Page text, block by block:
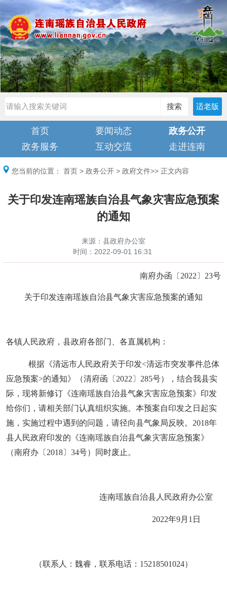
搜索 适老版
首页 要闻动态
政务公开
政务服务
互动交流 走进连南
您当前的位置： 首页 > 政务公开 > 政府文件>> 正文内容
关于印发连南瑶族自治县气象灾害应急预案
的通知
来源：县政府办公室
时间： 2022-09-01 16:31
南府办函〔 2022 〕 23号
关于印发连南瑶族自治县气象灾害应急预案的通知
各镇人民政府，县政府各部门、各直属机构 ：
根据《清远市人民政府关于印发<清远市突发事件总体
应急预案>的通知》（清府函〔2022〕285号）
， 结合我县实
际，现将新修订《连南瑶族自治县气象灾害应急预案》 印发
给你们 ，请相关部门认真组织实施。本预案自印发之日起实
施，实施过程中遇到的问题，请径向县气象局反映。 2018年
县人民政府印发的《连南瑶族自治县气象灾害应急预案》
（南府办〔2018〕34号）同时废止。
连南瑶族自治县 人民政府办公室
2022年9月 1 日
（联系人： 魏睿 ，联系电话： 15218501024）